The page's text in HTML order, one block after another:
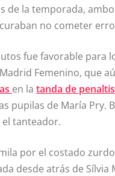
de la temporada,
no cometer
fue favorable para
Femenino, que
en la tanda de penaltis
pupilas de María Pry.
tanteador.
por el costado
desde atrás de